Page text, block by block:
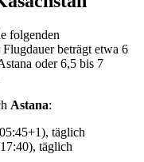
folgenden
beträgt etwa 6
oder 6,5 bis 7
Astana:
täglich
täglich